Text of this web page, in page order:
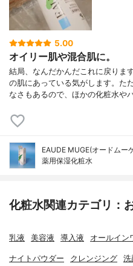
5.00
オイリー肌や混合肌に。
結局、なんだかんだこれに戻りま
の肌にあっている気がします。た
なさもあるので、ほかの化粧水や
EAUDE MUGE(オードムー
薬用保湿化粧水
化粧水関連カテゴリ：
乳液 美容液 導入液 オールイン
ナイトパウダー クレンジング 洗